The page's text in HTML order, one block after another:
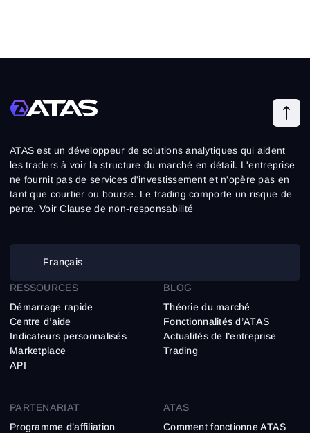
ATAS est un développeur de solutions analytiques qui aident
les traders à voir la structure du marché en détail. L'entreprise
ne fournit pas de services d'investissement et n'opère pas en
tant que courtier ou bourse. Le trading comporte un risque de
perte. VoirClause de non-responsabilité
Français
RESSOURCES
Démarrage rapide
Centre d’aide
Indicateurs personnalisés
Marketplace
API
BLOG
Théorie du marché
Fonctionnalités d’ATAS
Actualités de l’entreprise
Trading
PARTENARIAT
Programme d’affiliation
ATAS
Comment fonctionne ATAS